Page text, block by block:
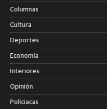
Columnas
Cultura
Deportes
Economía
Interiores
Opinión
Policiacas